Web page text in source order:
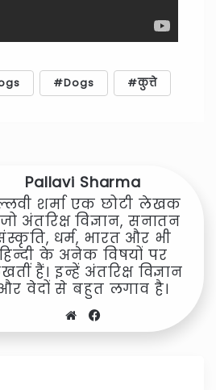
Dogs कुत्ते
Pallavi Sharma
शर्मा एक छोटी लेखक
अंतरिक्ष विज्ञान, सनातन
धर्म, भारत और भी
के अनेक विषयों पर
हैं। इन्हें अंतरिक्ष विज्ञान
वेदों से बहुत लगाव है।
Website